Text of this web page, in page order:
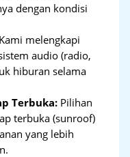
dengan kondisi
melengkapi
audio (radio,
hiburan selama
Terbuka: Pilihan
terbuka (sunroof)
yang lebih